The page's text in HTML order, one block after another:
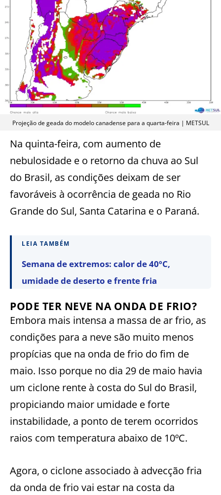
Projeção de geada do modelo canadense para a quarta-feira | METSUL
Na quinta-feira, com aumento de
nebulosidade e o retorno da chuva ao Sul
do Brasil, as condições deixam de ser
favoráveis à ocorrência de geada no Rio
Grande do Sul, Santa Catarina e o Paraná.
LEIA TAMBÉM
Semana de extremos: calor de 40ºC,
umidade de deserto e frente fria
PODE TER NEVE NA ONDA DE FRIO?
Embora mais intensa a massa de ar frio, as
condições para a neve são muito menos
propícias que na onda de frio do fim de
maio. Isso porque no dia 29 de maio havia
um ciclone rente à costa do Sul do Brasil,
propiciando maior umidade e forte
instabilidade, a ponto de terem ocorridos
raios com temperatura abaixo de 10ºC.
Agora, o ciclone associado à advecção fria
da onda de frio vai estar na costa da